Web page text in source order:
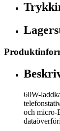
60W-
och micro-